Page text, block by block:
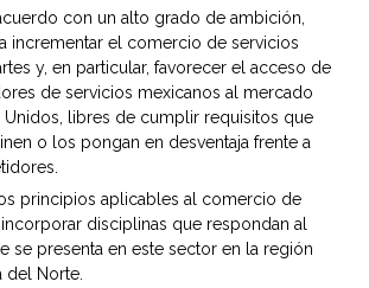
con un alto grado de ambición,
incrementar el comercio de servicios
y, en particular, favorecer el acceso de
de servicios mexicanos al mercado
Unidos, libres de cumplir requisitos que
o los pongan en desventaja frente a
principios aplicables al comercio de
disciplinas que respondan al
se presenta en este sector en la región
del Norte.